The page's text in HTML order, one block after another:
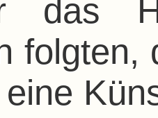
das
folgten,